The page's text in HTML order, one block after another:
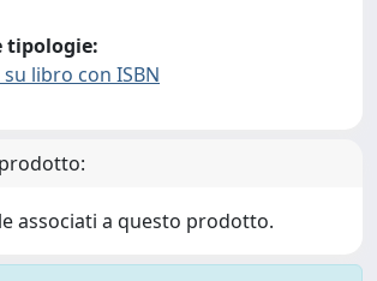
tipologie:
libro con ISBN
associati a questo prodotto.